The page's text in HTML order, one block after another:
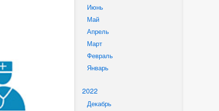
Июнь
Май
Апрель
Март
Февраль
Январь
2022
Декабрь